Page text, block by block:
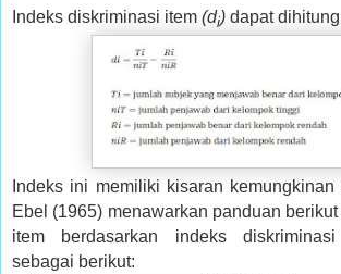
Indeks diskriminasi item (di) dapat
Indeks ini memiliki kisaran
Ebel (1965) menawarkan panduan
item berdasarkan indeks
sebagai berikut: